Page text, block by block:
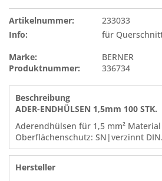
Artikelnummer:
233033
Info:
für
Marke:
BERNER
Produktnummer:
336734
Beschreibung
ADER-ENDHÜLSEN 1,5mm 100 STK.
Aderendhülsen für 1,5 mm²
Oberflächenschutz: SN|verzinnt
Hersteller